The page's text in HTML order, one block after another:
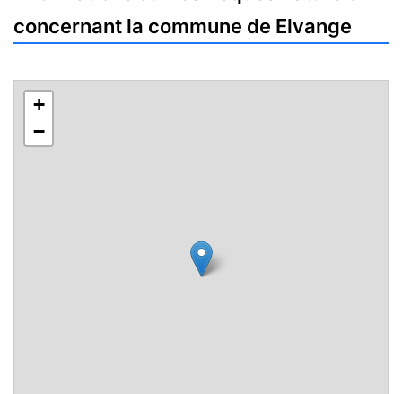
concernant la commune de Elvange
+
−